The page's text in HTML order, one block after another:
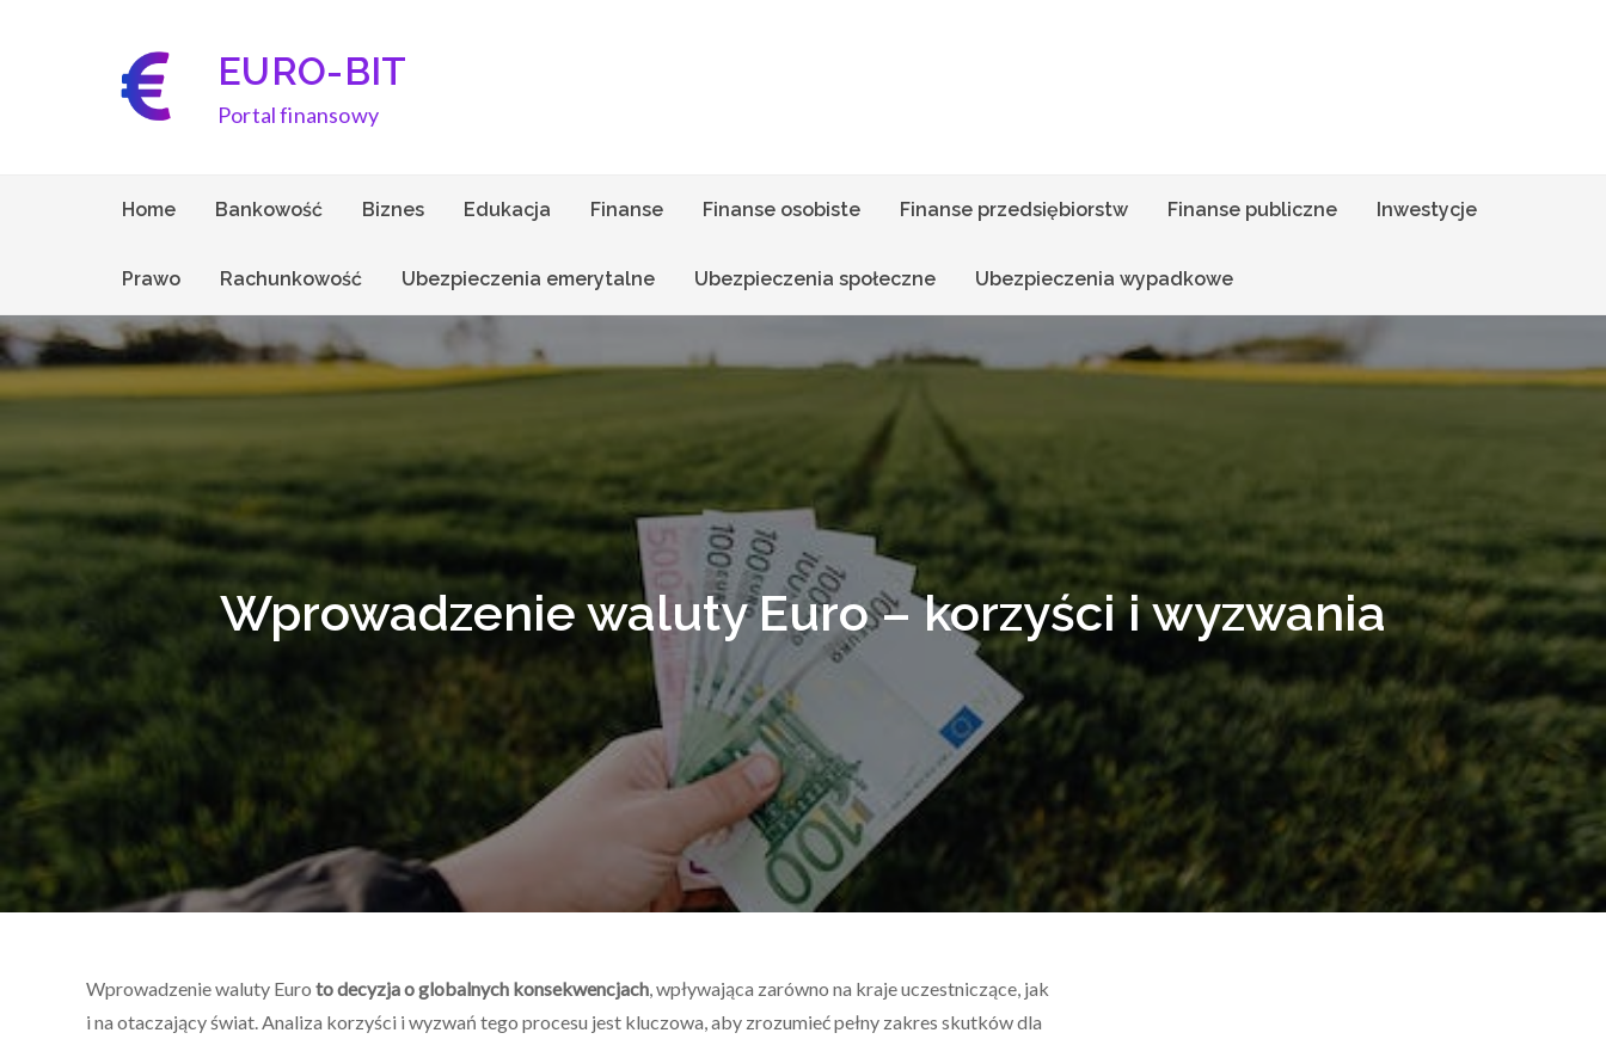
EURO-BIT
Portal finansowy
Home Bankowość Biznes Edukacja Finanse Finanse osobiste Finanse przedsiębiorstw Finanse publiczne Inwestycje
Prawo Rachunkowość Ubezpieczenia emerytalne Ubezpieczenia społeczne Ubezpieczenia wypadkowe
Wprowadzenie waluty Euro – korzyści i wyzwania
Wprowadzenie waluty Euro to decyzja o globalnych konsekwencjach, wpływająca zarówno na kraje uczestniczące, jak
i na otaczający świat. Analiza korzyści i wyzwań tego procesu jest kluczowa, aby zrozumieć pełny zakres skutków dla